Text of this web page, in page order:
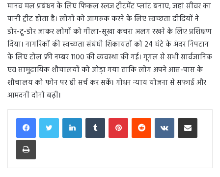
मानव मल प्रबंधन के लिए फिकल स्लज ट्रीटमेंट प्लांट बनाए, जहां सीवर का
पानी ट्रीट होता है। लोगों को जागरुक करने के लिए स्वच्छता दीदियों ने
डोर-टू-डोर जाकर लोगों को गीला-सूखा कचरा अलग रखने के लिए प्रशिक्षण
दिया। नागरिकों की स्वच्छता संबंधी शिकायतों को 24 घंटे के अंदर निपटान
के लिए टोल फ्री नम्बर 1100 की व्यवस्था की गई। गूगल से सभी सार्वजानिक
एवं सामुदायिक शौचालयों को जोड़ा गया ताकि लोग अपने आस-पास के
शौचालय को फोन पर ही सर्च कर सकें। गोधन न्याय योजना से सफाई और
आमदनी दोनों बढ़ी।
LinkedInTumblr PinterestReddit VKontakteShare via Email
Print